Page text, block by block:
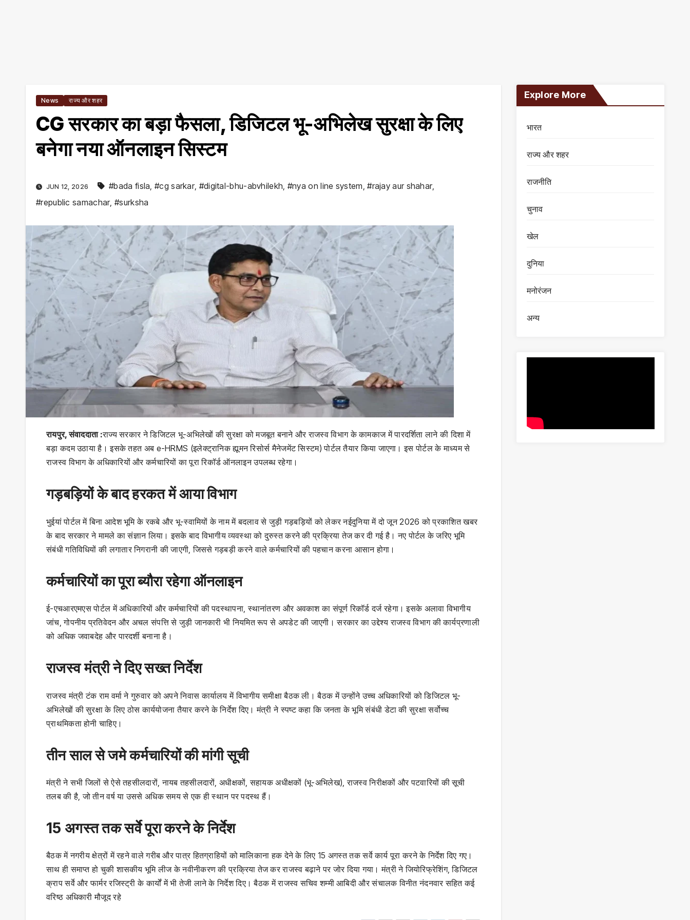
News राज्य और शहर
CG सरकार का बड़ा फैसला, डिजिटल भू-अभिलेख सुरक्षा के लिए
बनेगा नया ऑनलाइन सिस्टम
JUN 12, 2026 #bada fisla,#cg sarkar, #digital-bhu-abvhilekh, #nya on line system,#rajay aur shahar,
#republic samachar,#surksha
रायपुर, संवाददाता :राज्य सरकार ने डिजिटल भू-अभिलेखों की सुरक्षा को मजबूत बनाने और राजस्व विभाग के कामकाज में पारदर्शिता लाने की दिशा में
बड़ा कदम उठाया है। इसके तहत अब e-HRMS (इलेक्ट्रानिक ह्यूमन रिसोर्स मैनेजमेंट सिस्टम) पोर्टल तैयार किया जाएगा। इस पोर्टल के माध्यम से
राजस्व विभाग के अधिकारियों और कर्मचारियों का पूरा रिकॉर्ड ऑनलाइन उपलब्ध रहेगा।
गड़बड़ियों के बाद हरकत में आया विभाग
भुईयां पोर्टल में बिना आदेश भूमि के रकबे और भू-स्वामियों के नाम में बदलाव से जुड़ी गड़बड़ियों को लेकर नईदुनिया में दो जून 2026 को प्रकाशित खबर
के बाद सरकार ने मामले का संज्ञान लिया। इसके बाद विभागीय व्यवस्था को दुरुस्त करने की प्रक्रिया तेज कर दी गई है। नए पोर्टल के जरिए भूमि
संबंधी गतिविधियों की लगातार निगरानी की जाएगी, जिससे गड़बड़ी करने वाले कर्मचारियों की पहचान करना आसान होगा।
कर्मचारियों का पूरा ब्यौरा रहेगा ऑनलाइन
ई-एचआरएमएस पोर्टल में अधिकारियों और कर्मचारियों की पदस्थापना, स्थानांतरण और अवकाश का संपूर्ण रिकॉर्ड दर्ज रहेगा। इसके अलावा विभागीय
जांच, गोपनीय प्रतिवेदन और अचल संपत्ति से जुड़ी जानकारी भी नियमित रूप से अपडेट की जाएगी। सरकार का उद्देश्य राजस्व विभाग की कार्यप्रणाली
को अधिक जवाबदेह और पारदर्शी बनाना है।
राजस्व मंत्री ने दिए सख्त निर्देश
राजस्व मंत्री टंक राम वर्मा ने गुरुवार को अपने निवास कार्यालय में विभागीय समीक्षा बैठक ली। बैठक में उन्होंने उच्च अधिकारियों को डिजिटल भू-
अभिलेखों की सुरक्षा के लिए ठोस कार्ययोजना तैयार करने के निर्देश दिए। मंत्री ने स्पष्ट कहा कि जनता के भूमि संबंधी डेटा की सुरक्षा सर्वोच्च
प्राथमिकता होनी चाहिए।
तीन साल से जमे कर्मचारियों की मांगी सूची
मंत्री ने सभी जिलों से ऐसे तहसीलदारों, नायब तहसीलदारों, अधीक्षकों, सहायक अधीक्षकों (भू-अभिलेख), राजस्व निरीक्षकों और पटवारियों की सूची
तलब की है, जो तीन वर्ष या उससे अधिक समय से एक ही स्थान पर पदस्थ हैं।
15 अगस्त तक सर्वे पूरा करने के निर्देश
बैठक में नगरीय क्षेत्रों में रहने वाले गरीब और पात्र हितग्राहियों को मालिकाना हक देने के लिए 15 अगस्त तक सर्वे कार्य पूरा करने के निर्देश दिए गए।
साथ ही समाप्त हो चुकी शासकीय भूमि लीज के नवीनीकरण की प्रक्रिया तेज कर राजस्व बढ़ाने पर जोर दिया गया। मंत्री ने जियोरिफ्रेशिंग, डिजिटल
क्राप सर्वे और फार्मर रजिस्ट्री के कार्यों में भी तेजी लाने के निर्देश दिए। बैठक में राजस्व सचिव शम्मी आबिदी और संचालक विनीत नंदनवार सहित कई
वरिष्ठ अधिकारी मौजूद रहे
Explore More
भारत
राज्य और शहर
राजनीति
चुनाव
खेल
दुनिया
मनोरंजन
अन्य